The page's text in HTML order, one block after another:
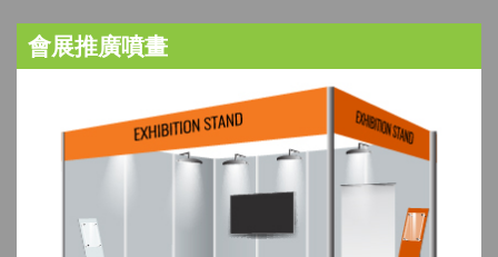
會展推廣噴畫